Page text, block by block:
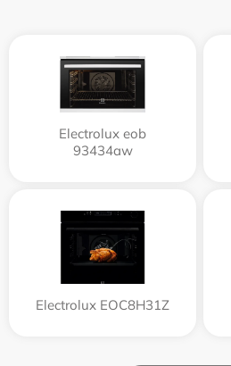
Electrolux eob
93434aw
Electrolux EOC8H31Z